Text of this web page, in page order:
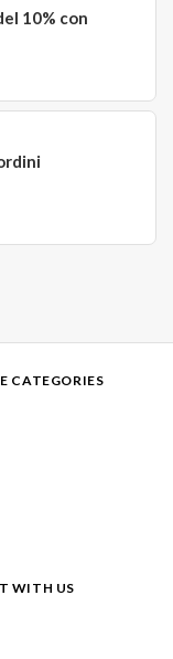
10% con
CATEGORIES
WITH US